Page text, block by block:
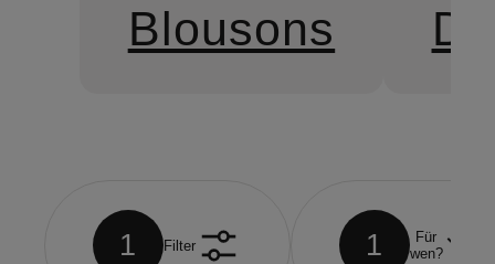
Blousons
1 Filter 1
Für
wen?